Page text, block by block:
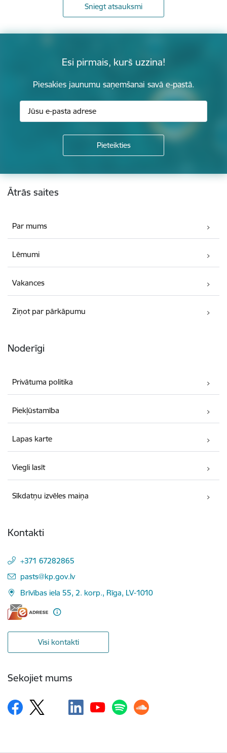
Sniegt atsauksmi
Esi pirmais, kurš uzzina!
Piesakies jaunumu saņemšanai savā e-pastā.
Kājene
Ātrās saites
Par mums
Lēmumi
Vakances
Ziņot par pārkāpumu
Noderīgi
Privātuma politika
Piekļūstamība
Lapas karte
Viegli lasīt
Sīkdatņu izvēles maiņa
Kontakti
+371 67282865
E-pasts:
pasts@kp.gov.lv
Brīvības iela 55, 2. korp., Rīga, LV-1010
Visi kontakti
Sekojiet mums